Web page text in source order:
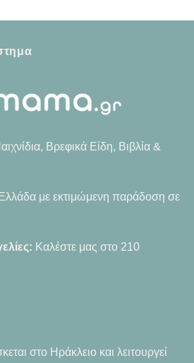
Βρεφικά Είδη, Βιβλία &
με εκτιμώμενη παράδοση σε
Καλέστε μας στο 210
στο Ηράκλειο και λειτουργεί